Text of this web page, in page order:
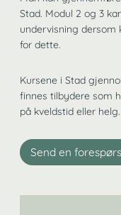
Stad. Modul 2 og 3
undervisning
for dette.
Kursene i Stad
finnes tilbydere som
på kveldstid eller helg.
Send en